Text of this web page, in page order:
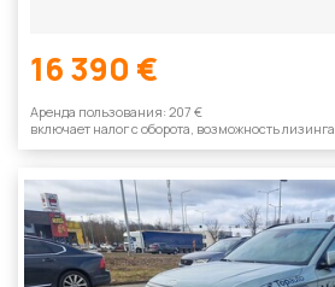
16 390 €
Aренда пользования: 207 €
включает налог с оборотa, возможность лизинга